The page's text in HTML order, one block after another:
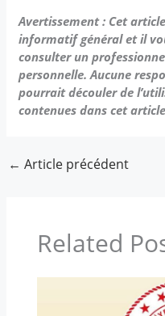
Avertissement : Cet
informatif général et il
consulter un
personnelle. Aucune
pourrait découler de
contenues dans cet
← Article précédent
Related